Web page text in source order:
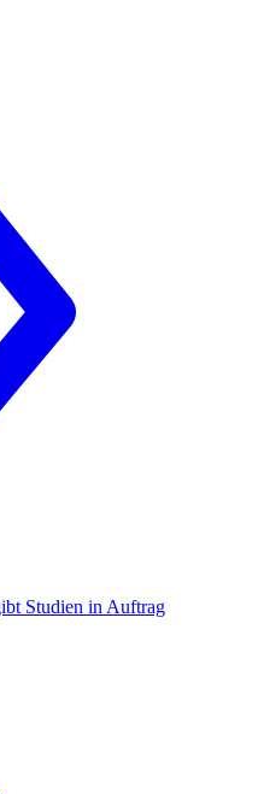
Studien in Auftrag